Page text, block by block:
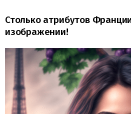
Столько атрибутов
изображении!